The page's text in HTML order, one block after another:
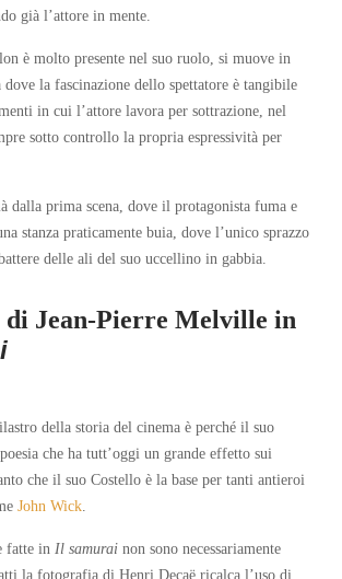
già l’attore in mente.
è molto presente nel suo ruolo, si muove in
dove la fascinazione dello spettatore è tangibile
in cui l’attore lavora per sottrazione, nel
sotto controllo la propria espressività per
dalla prima scena, dove il protagonista fuma e
stanza praticamente buia, dove l’unico sprazzo
delle ali del suo uccellino in gabbia.
di Jean-Pierre Melville in
della storia del cinema è perché il suo
che ha tutt’oggi un grande effetto sui
che il suo Costello è la base per tanti antieroi
John Wick.
fatte in Il samurai non sono necessariamente
la fotografia di Henri Decaë ricalca l’uso di